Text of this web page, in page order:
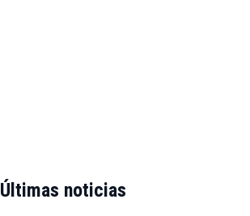
Últimas noticias